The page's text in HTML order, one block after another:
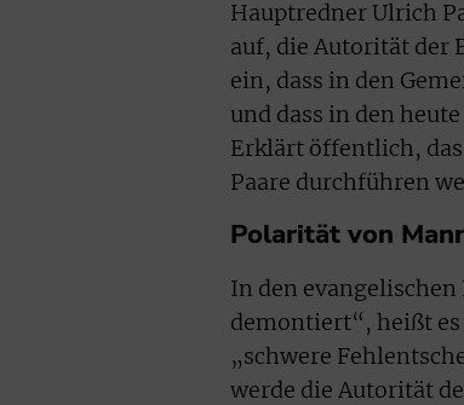
Hauptredner Ulrich
auf, die Autorität der
ein, dass in den
und dass in den
Erklärt öffentlich,
Paare durchführen
Polarität von
In den
demontiert“, heißt
„schwere
werde die Autorität